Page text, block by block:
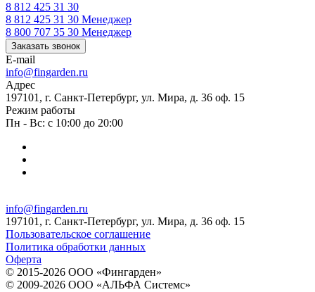
8 812 425 31 30
8 812 425 31 30 Менеджер
8 800 707 35 30 Менеджер
Заказать звонок
E-mail
info@fingarden.ru
Адрес
197101, г. Санкт-Петербург, ул. Мира, д. 36 оф. 15
Режим работы
Пн - Вс: с 10:00 до 20:00
info@fingarden.ru
197101, г. Санкт-Петербург, ул. Мира, д. 36 оф. 15
Пользовательское соглашение
Политика обработки данных
Оферта
© 2015-2026 ООО «Фингарден»
© 2009-2026 ООО «АЛЬФА Системс»